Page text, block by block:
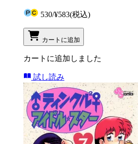
530/¥583(税込)
カートに追加
カートに追加しました
試し読み